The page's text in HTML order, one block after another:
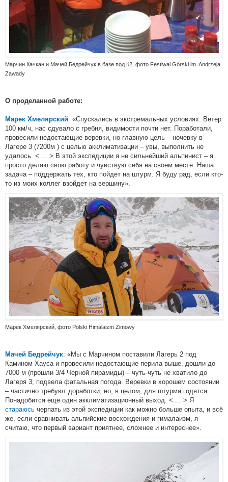
Марчин Качкан и Мачей Бедрейчук в базе под К2, фото Festiwal Górski im. Andrzeja
Zawady
О проделанной работе:
Марек Хмелярский: «Спускались в экстремальных условиях. Ветер
100 км/ч, нас сдувало с гребня, видимости почти нет. Поработали,
провесили недостающие веревки, но главную цель – ночевку в
Лагере 3 (7200м ) с целью акклиматизации – увы, выполнить не
удалось. < ... > В этой экспедиции я не сильнейший альпинист – я
просто делаю свою работу и чувствую себя на своем месте. Наша
задача – поддержать тех, кто пойдет на штурм. Я буду рад, если кто-
то из моих коллег взойдет на вершину».
Марек Хмелярский, фото Polski Himalaizm Zimowy
Мачей Бедрейчук: «Мы с Марчином поставили Лагерь 2 под
Камином Хауса и провесили недостающие перила выше, дошли до
7000 м (прошли 3/4 Черной пирамиды) – чуть-чуть не хватило до
Лагеря 3, подвела фатальная погода. Веревки в хорошем состоянии
– частично требуют доработки, но, в целом, для штурма годятся.
Понадобится еще один акклиматизационный выход. < ... > Я
стараюсь черпать из этой экспедиции как можно больше опыта, и всё
же, если сравнивать альпийские восхождения и гималаизм, я
считаю, что первый вариант приятнее, сложнее и интереснее».